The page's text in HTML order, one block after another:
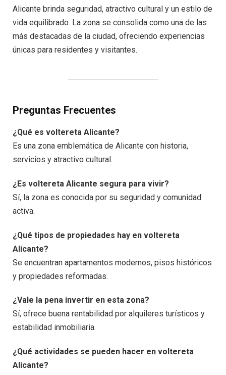
Alicante brinda seguridad, atractivo cultural y un estilo de
vida equilibrado. La zona se consolida como una de las
más destacadas de la ciudad, ofreciendo experiencias
únicas para residentes y visitantes.
Preguntas Frecuentes
¿Qué es voltereta Alicante?
Es una zona emblemática de Alicante con historia,
servicios y atractivo cultural.
¿Es voltereta Alicante segura para vivir?
Sí, la zona es conocida por su seguridad y comunidad
activa.
¿Qué tipos de propiedades hay en voltereta
Alicante?
Se encuentran apartamentos modernos, pisos históricos
y propiedades reformadas.
¿Vale la pena invertir en esta zona?
Sí, ofrece buena rentabilidad por alquileres turísticos y
estabilidad inmobiliaria.
¿Qué actividades se pueden hacer en voltereta
Alicante?